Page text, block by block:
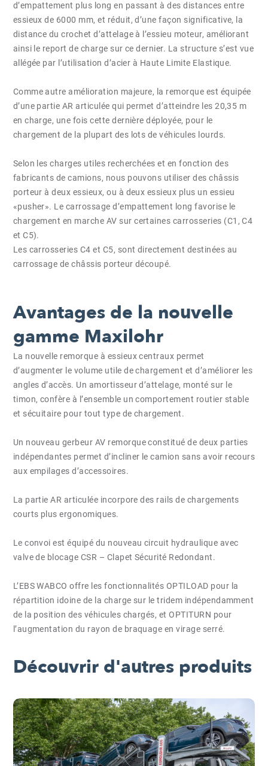
d’empattement plus long en passant à des distances entre
essieux de 6000 mm, et réduit, d’une façon significative, la
distance du crochet d’attelage à l’essieu moteur, améliorant
ainsi le report de charge sur ce dernier. La structure s’est vue
allégée par l’utilisation d’acier à Haute Limite Elastique.
Comme autre amélioration majeure, la remorque est équipée
d’une partie AR articulée qui permet d’atteindre les 20,35 m
en charge, une fois cette dernière déployée, pour le
chargement de la plupart des lots de véhicules lourds.
Selon les charges utiles recherchées et en fonction des
fabricants de camions, nous pouvons utiliser des châssis
porteur à deux essieux, ou à deux essieux plus un essieu
«pusher». Le carrossage d’empattement long favorise le
chargement en marche AV sur certaines carrosseries (C1, C4
et C5).
Les carrosseries C4 et C5, sont directement destinées au
carrossage de châssis porteur découpé.
Avantages de la nouvelle
gamme Maxilohr
La nouvelle remorque à essieux centraux permet
d’augmenter le volume utile de chargement et d’améliorer les
angles d’accès. Un amortisseur d’attelage, monté sur le
timon, confère à l’ensemble un comportement routier stable
et sécuitaire pour tout type de chargement.
Un nouveau gerbeur AV remorque constitué de deux parties
indépendantes permet d’incliner le camion sans avoir recours
aux empilages d’accessoires.
La partie AR articulée incorpore des rails de chargements
courts plus ergonomiques.
Le convoi est équipé du nouveau circuit hydraulique avec
valve de blocage CSR – Clapet Sécurité Redondant.
L’EBS WABCO offre les fonctionnalités OPTILOAD pour la
répartition idoine de la charge sur le tridem indépendamment
de la position des véhicules chargés, et OPTITURN pour
l’augmentation du rayon de braquage en virage serré.
Découvrir d'autres produits